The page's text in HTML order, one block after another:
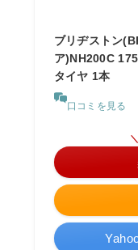
ブリヂストン
ア)NH200C
タイヤ 1本
口コミを見る